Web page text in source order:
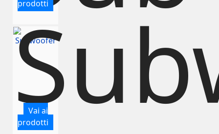
prodotti
Vai ai
prodotti